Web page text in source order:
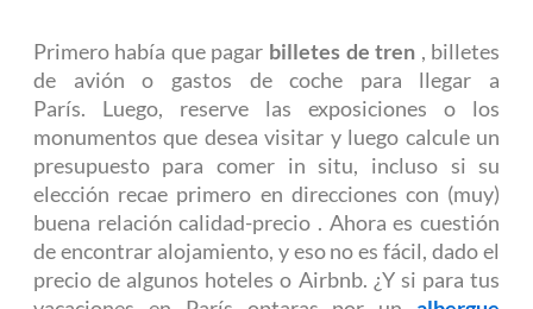
Primero había que pagar billetes de tren , billetes
de avión o gastos de coche para llegar a
París. Luego, reserve lasexposiciones o los
monumentos que desea visitar y luego calcule un
presupuesto para comer in situ, incluso si su
elección recae primero en direcciones con (muy)
buena relación calidad-precio . Ahora es cuestión
de encontrar alojamiento, y eso no es fácil, dado el
precio de algunos hoteles o Airbnb. ¿Y si para tus